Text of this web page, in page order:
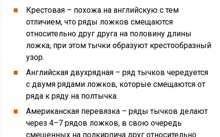
Крестовая – похожа на английскую с тем
отличием, что ряды ложков смещаются
относительно друг друга на половину длины
ложка, при этом тычки образуют крестообразный
узор.
Английская двухрядная – ряд тычков чередуется
с двумя рядами ложков, которые смещаются от
ряда к ряду на полтычка.
Американская перевязка – ряды тычков делают
через 4–7 рядов ложков, в свою очередь
смещенных на полкирпича друг относительно